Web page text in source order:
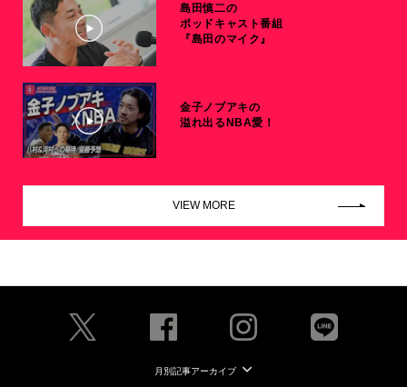
島田慎二の
ポッドキャスト番組
『島田のマイク』
金子ノブアキの
溢れ出るNBA愛！
VIEW MORE
月別記事アーカイブ